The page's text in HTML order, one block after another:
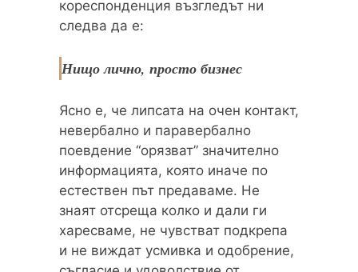
кореспонденция възгледът ни
следва да е:
Нищо лично, просто бизнес
Ясно е, че липсата на очен контакт,
невербално и паравербално
поевдение “орязват” значително
информацията, която иначе по
естествен път предаваме. Не
знаят отсреща колко и дали ги
харесваме, не чувстват подкрепа
и не виждат усмивка и одобрение,